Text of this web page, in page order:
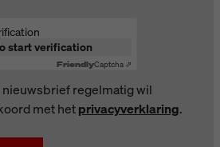
start verification
FriendlyCaptcha ⇗
regelmatig wil
met hetprivacyverklaring.